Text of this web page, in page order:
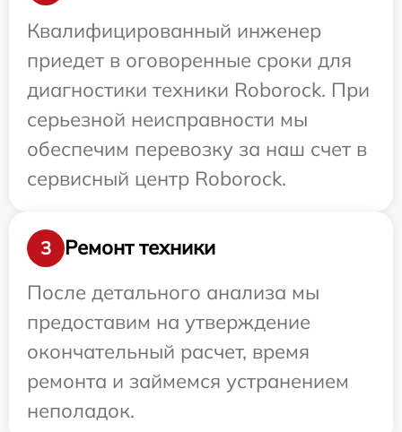
Квалифицированный инженер
приедет в оговоренные сроки для
диагностики техники Roborock. При
серьезной неисправности мы
обеспечим перевозку за наш счет в
сервисный центр Roborock.
3
Ремонт техники
После детального анализа мы
предоставим на утверждение
окончательный расчет, время
ремонта и займемся устранением
неполадок.